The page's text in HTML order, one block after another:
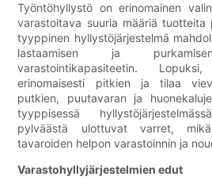
Työntöhyllystö on erinomainen
varastoitava suuria määriä tuotteita
tyyppinen hyllystöjärjestelmä
lastaamisen ja
varastointikapasiteetin.
erinomaisesti pitkien ja tilaa
putkien, puutavaran ja
tyyppisessä
pylväästä ulottuvat varret,
tavaroiden helpon varastoinnin ja
Varastohyllyjärjestelmien edut